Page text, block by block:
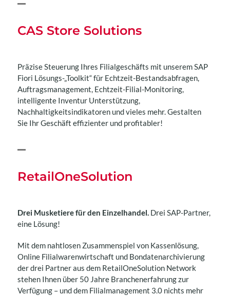
CAS Store Solutions
Präzise Steuerung Ihres Filialgeschäfts mit unserem SAP
Fiori Lösungs-„Toolkit“ für Echtzeit-Bestandsabfragen,
Auftragsmanagement, Echtzeit-Filial-Monitoring,
intelligente Inventur Unterstützung,
Nachhaltigkeitsindikatoren und vieles mehr. Gestalten
Sie Ihr Geschäft effizienter und profitabler!
RetailOneSolution
Drei Musketiere für den Einzelhandel. Drei SAP-Partner,
eine Lösung!
Mit dem nahtlosen Zusammenspiel von Kassenlösung,
Online Filialwarenwirtschaft und Bondatenarchivierung
der drei Partner aus dem RetailOneSolution Network
stehen Ihnen über 50 Jahre Branchenerfahrung zur
Verfügung – und dem Filialmanagement 3.0 nichts mehr